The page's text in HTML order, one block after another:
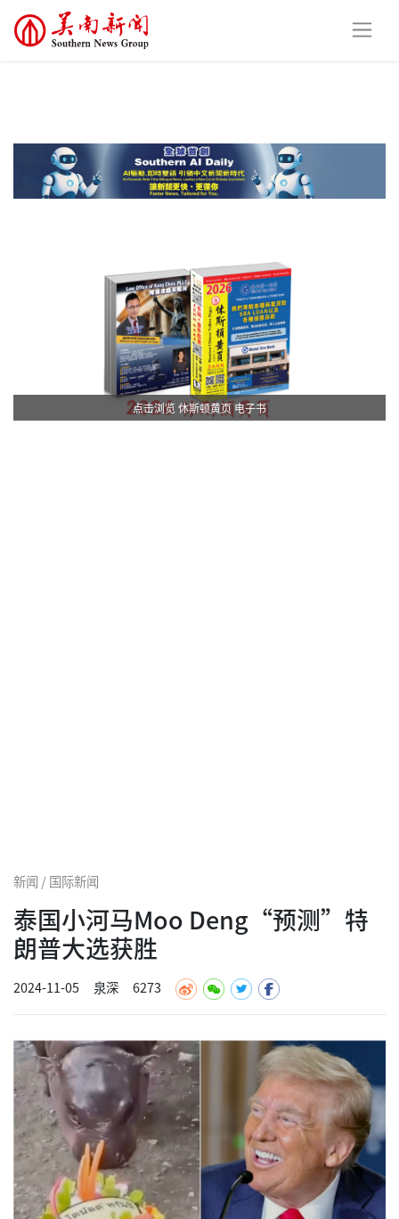
点击浏览 休斯顿黄页 电子书
新闻 / 国际新闻
泰国小河马Moo Deng“预测”特
朗普大选获胜
2024-11-05 泉深 6273